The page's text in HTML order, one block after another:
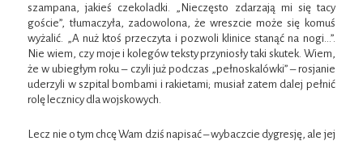
szampana, jakieś czekoladki. „Nieczęsto zdarzają mi się tacy
goście”, tłumaczyła, zadowolona, że wreszcie może się komuś
wyżalić. „A nuż ktoś przeczyta i pozwoli klinice stanąć na nogi…”.
Nie wiem, czy moje i kolegów teksty przyniosły taki skutek. Wiem,
że w ubiegłym roku – czyli już podczas „pełnoskalówki” – rosjanie
uderzyli w szpital bombami i rakietami; musiał zatem dalej pełnić
rolę lecznicy dla wojskowych.
Lecz nie o tym chcę Wam dziś napisać – wybaczcie dygresję, ale jej